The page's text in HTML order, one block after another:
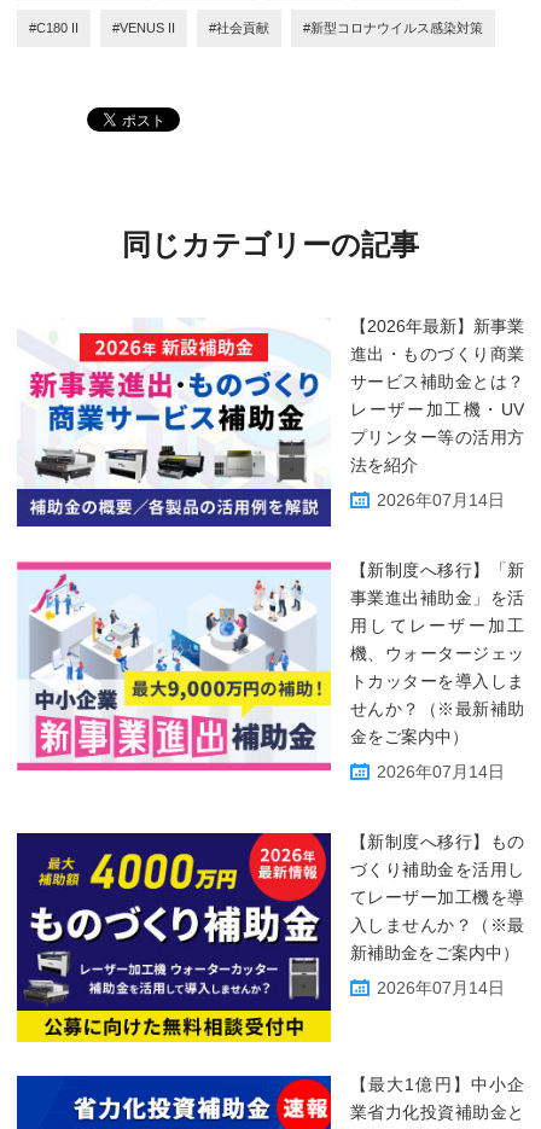
#C180 II #VENUS II #社会貢献 #新型コロナウイルス感染対策
同じカテゴリーの記事
【2026年最新】新事業
進出・ものづくり商業
サービス補助金とは？
レーザー加工機・UV
プリンター等の活用方
法を紹介
2026年07月14日
【新制度へ移行】「新
事業進出補助金」を活
用してレーザー加工
機、ウォータージェッ
トカッターを導入しま
せんか？（※最新補助
金をご案内中）
2026年07月14日
【新制度へ移行】もの
づくり補助金を活用し
てレーザー加工機を導
入しませんか？（※最
新補助金をご案内中）
2026年07月14日
【最大1億円】中小企
業省力化投資補助金と